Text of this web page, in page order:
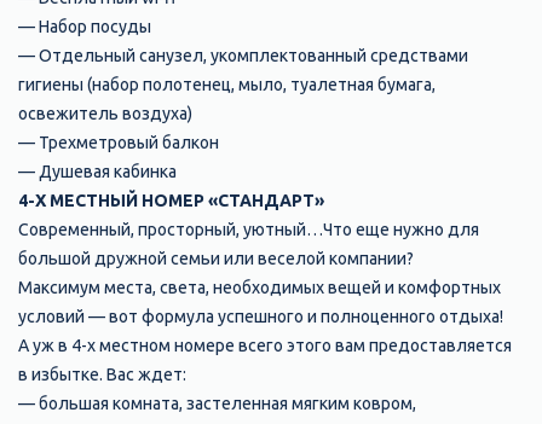
— Набор посуды
— Отдельный санузел, укомплектованный средствами
гигиены (набор полотенец, мыло, туалетная бумага,
освежитель воздуха)
— Трехметровый балкон
— Душевая кабинка
4-Х МЕСТНЫЙ НОМЕР «СТАНДАРТ»
Современный, просторный, уютный…Что еще нужно для
большой дружной семьи или веселой компании?
Максимум места, света, необходимых вещей и комфортных
условий — вот формула успешного и полноценного отдыха!
А уж в 4-х местном номере всего этого вам предоставляется
в избытке. Вас ждет:
— большая комната, застеленная мягким ковром,